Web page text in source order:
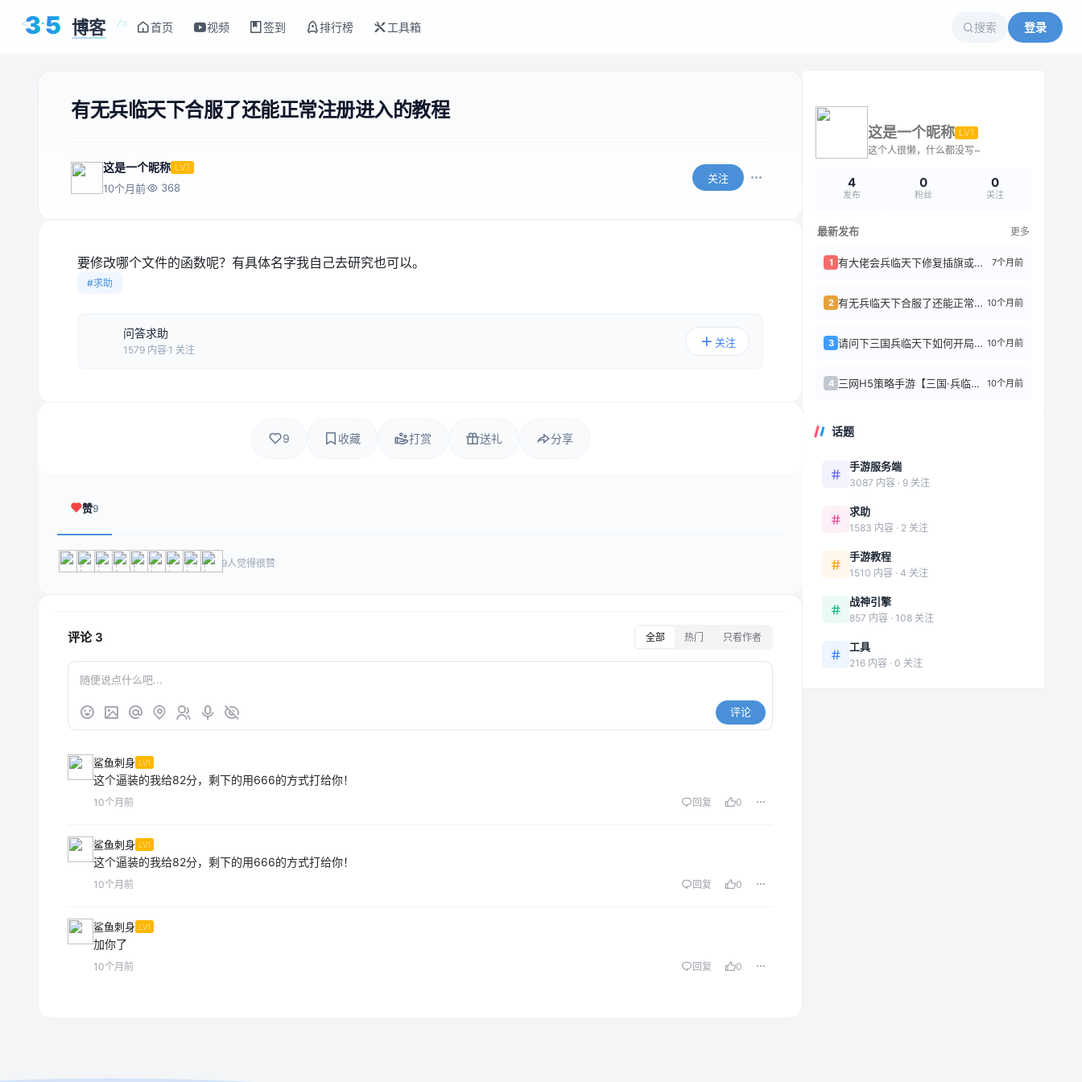
< />
35 博客 首页 视频 签到 排行榜 工具箱 搜索 登录
有无兵临天下合服了还能正常注册进入的教程
这是一个昵称 LV1
10个月前 368
关注
要修改哪个文件的函数呢？有具体名字我自己去研究也可以。
#求助
问答求助
1579 内容 1 关注
关注
9 收藏 打赏 送礼 分享
赞9
9人觉得很赞
评论 3 全部 热门 只看作者
评论
鲨鱼刺身 LV1
这个逼装的我给82分，剩下的用666的方式打给你！
10个月前 回复 0
鲨鱼刺身 LV1
这个逼装的我给82分，剩下的用666的方式打给你！
10个月前 回复 0
鲨鱼刺身 LV1
加你了
10个月前 回复 0
这是一个昵称 LV1
这个人很懒，什么都没写~
4
发布
0
粉丝
0
关注
最新发布 更多
1 有大佬会兵临天下修复插旗或者开跨服的教程嘛 7个月前
2 有无兵临天下合服了还能正常注册进入的教程 10个月前
3 请问下三国兵临天下如何开局七合？ 10个月前
4 三网H5策略手游【三国·兵临天下代金券内购七合M8版】8月最新整理Linux手工... 10个月前
话题
手游服务端
3087 内容 · 9 关注
求助
1583 内容 · 2 关注
手游教程
1510 内容 · 4 关注
战神引擎
857 内容 · 108 关注
工具
216 内容 · 0 关注